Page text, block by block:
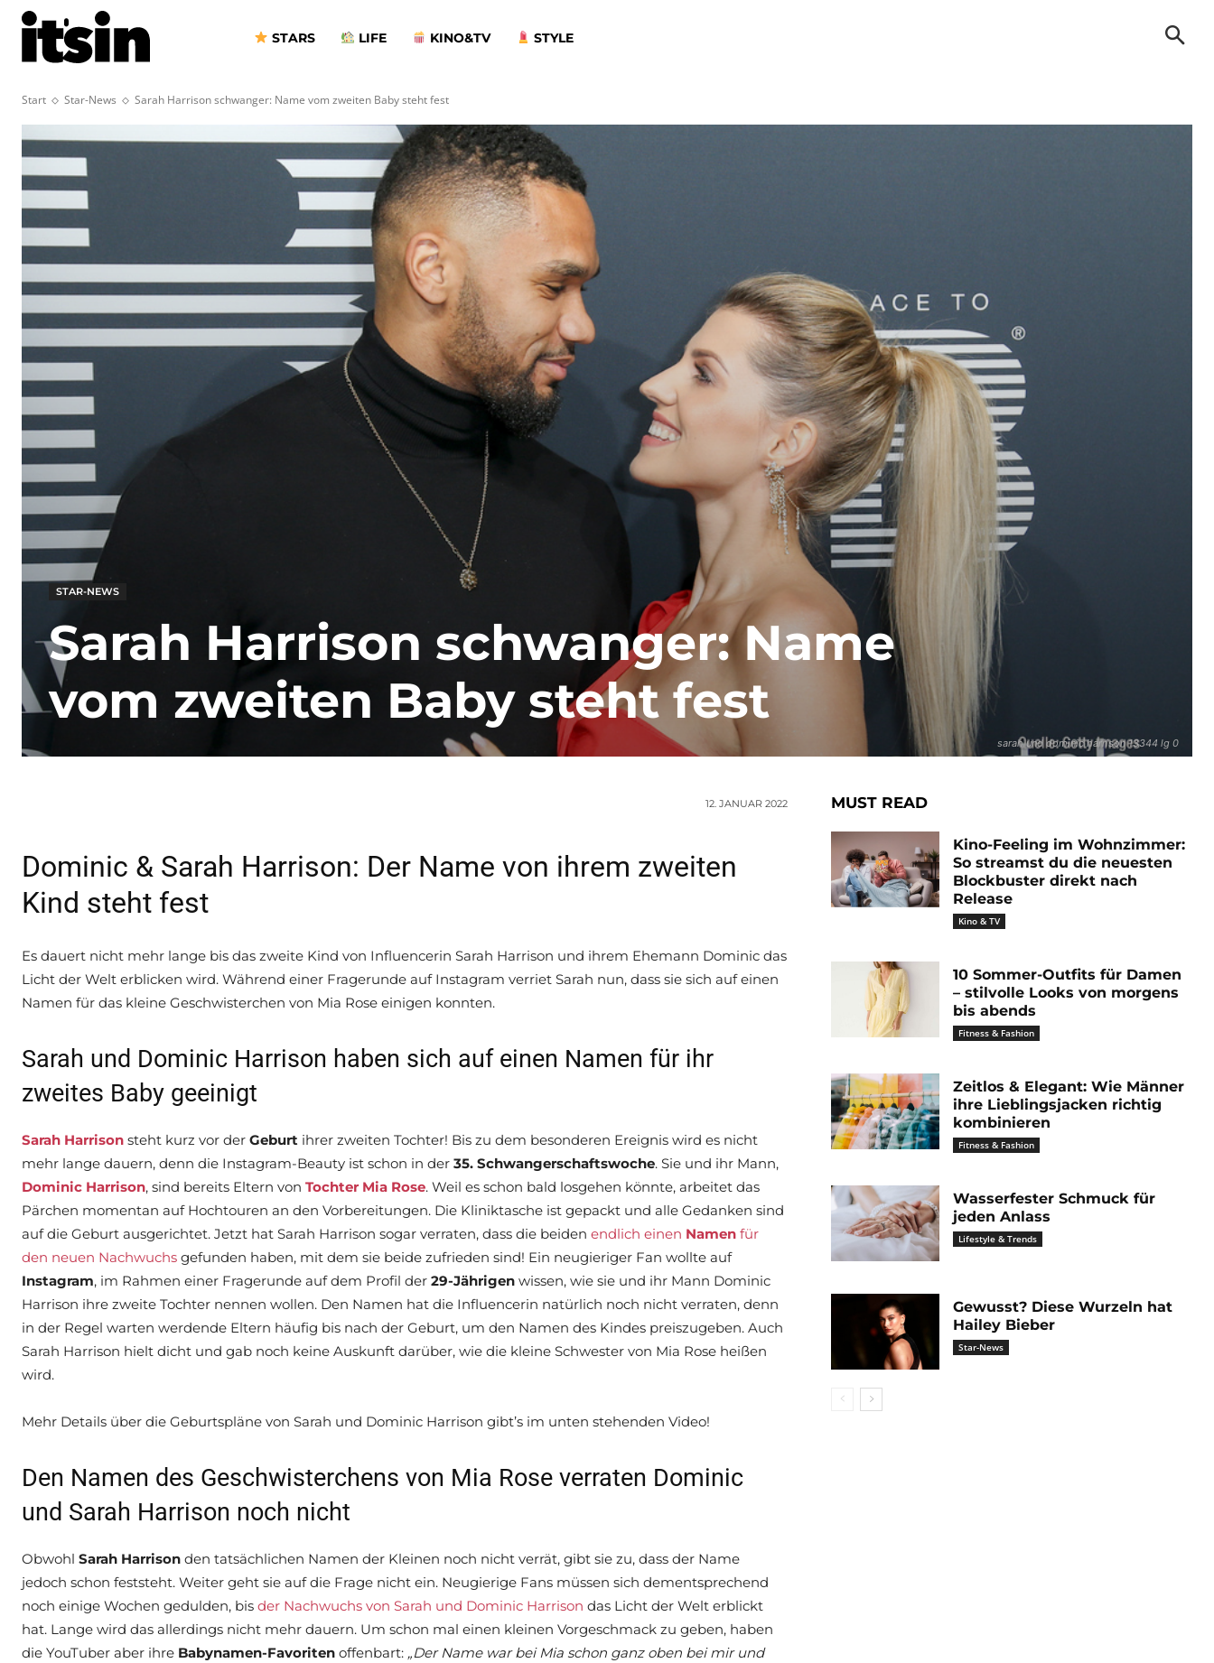
STARS LIFE KINO&TV STYLE
Start Star-News Sarah Harrison schwanger: Name vom zweiten Baby steht fest
sarah und dominic harrison 13344 lg 0
STAR-NEWS
Sarah Harrison schwanger: Name
vom zweiten Baby steht fest
12. JANUAR 2022
Dominic & Sarah Harrison: Der Name von ihrem zweiten
Kind steht fest
Es dauert nicht mehr lange bis das zweite Kind von Influencerin Sarah Harrison und ihrem Ehemann Dominic das
Licht der Welt erblicken wird. Während einer Fragerunde auf Instagram verriet Sarah nun, dass sie sich auf einen
Namen für das kleine Geschwisterchen von Mia Rose einigen konnten.
Sarah und Dominic Harrison haben sich auf einen Namen für ihr
zweites Baby geeinigt
Sarah Harrison steht kurz vor der Geburt ihrer zweiten Tochter! Bis zu dem besonderen Ereignis wird es nicht
mehr lange dauern, denn die Instagram-Beauty ist schon in der 35. Schwangerschaftswoche. Sie und ihr Mann,
Dominic Harrison, sind bereits Eltern von Tochter Mia Rose. Weil es schon bald losgehen könnte, arbeitet das
Pärchen momentan auf Hochtouren an den Vorbereitungen. Die Kliniktasche ist gepackt und alle Gedanken sind
auf die Geburt ausgerichtet. Jetzt hat Sarah Harrison sogar verraten, dass die beiden endlich einen Namen für
den neuen Nachwuchs gefunden haben, mit dem sie beide zufrieden sind! Ein neugieriger Fan wollte auf
Instagram, im Rahmen einer Fragerunde auf dem Profil der 29-Jährigen wissen, wie sie und ihr Mann Dominic
Harrison ihre zweite Tochter nennen wollen. Den Namen hat die Influencerin natürlich noch nicht verraten, denn
in der Regel warten werdende Eltern häufig bis nach der Geburt, um den Namen des Kindes preiszugeben. Auch
Sarah Harrison hielt dicht und gab noch keine Auskunft darüber, wie die kleine Schwester von Mia Rose heißen
wird.
Mehr Details über die Geburtspläne von Sarah und Dominic Harrison gibt’s im unten stehenden Video!
Den Namen des Geschwisterchens von Mia Rose verraten Dominic
und Sarah Harrison noch nicht
Obwohl Sarah Harrison den tatsächlichen Namen der Kleinen noch nicht verrät, gibt sie zu, dass der Name
jedoch schon feststeht. Weiter geht sie auf die Frage nicht ein. Neugierige Fans müssen sich dementsprechend
noch einige Wochen gedulden, bis der Nachwuchs von Sarah und Dominic Harrison das Licht der Welt erblickt
hat. Lange wird das allerdings nicht mehr dauern. Um schon mal einen kleinen Vorgeschmack zu geben, haben
die YouTuber aber ihre Babynamen-Favoriten offenbart: „Der Name war bei Mia schon ganz oben bei mir und
MUST READ
Kino-Feeling im Wohnzimmer:
So streamst du die neuesten
Blockbuster direkt nach
Release
Kino & TV
10 Sommer-Outfits für Damen
– stilvolle Looks von morgens
bis abends
Fitness & Fashion
Zeitlos & Elegant: Wie Männer
ihre Lieblingsjacken richtig
kombinieren
Fitness & Fashion
Wasserfester Schmuck für
jeden Anlass
Lifestyle & Trends
Gewusst? Diese Wurzeln hat
Hailey Bieber
Star-News